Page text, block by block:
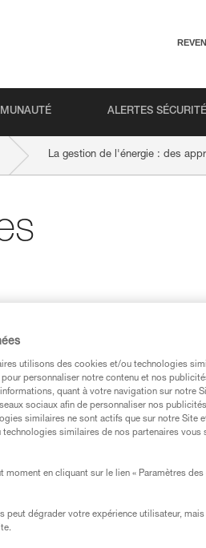
ALERTES SÉCURITÉ
La gestion de l'énergie : des
façons.
un système
utilisons des cookies et/ou technologies
personnaliser notre contenu et nos
quant à votre navigation sur notre
sociaux afin de personnaliser nos
similaires ne sont actifs que sur notre Site
similaires de nos partenaires vous
en cliquant sur le lien « Paramètres
peut dégrader votre expérience utilisateur, mais